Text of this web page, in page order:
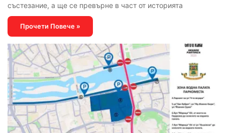
състезание, а ще се превърне в част от историята
Прочети Повече »